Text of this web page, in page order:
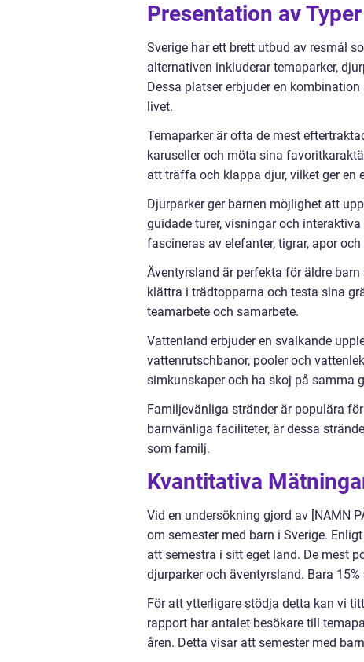
Presentation av
Sverige har ett brett utbud av resmål
alternativen inkluderar temaparker,
Dessa platser erbjuder en
livet.
Temaparker är ofta de mest
karuseller och möta sina
att träffa och klappa djur, vilket ger en
Djurparker ger barnen möjlighet att
guidade turer, visningar och
fascineras av elefanter, tigrar, apor och
Äventyrsland är perfekta för äldre
klättra i trädtopparna och testa sina
teamarbete och samarbete.
Vattenland erbjuder en svalkande
vattenrutschbanor, pooler och
simkunskaper och ha skoj på samma
Familjevänliga stränder är populära
barnvänliga faciliteter, är dessa
som familj.
Kvantitativa
Vid en undersökning gjord av [NAMN
om semester med barn i Sverige.
att semestra i sitt eget land. De mest
djurparker och äventyrsland. Bara
För att ytterligare stödja detta kan vi
rapport har antalet besökare till
åren. Detta visar att semester med